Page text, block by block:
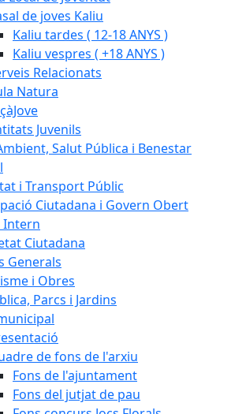
de joves Kaliu
Kaliu tardes ( 12-18 ANYS )
Kaliu vespres ( +18 ANYS )
Relacionats
Natura
Juvenils
Salut Pública i Benestar
i Transport Públic
Ciutadana i Govern Obert
Intern
Ciutadana
Generals
i Obres
Parcs i Jardins
de fons de l'arxiu
Fons de l'ajuntament
Fons del jutjat de pau